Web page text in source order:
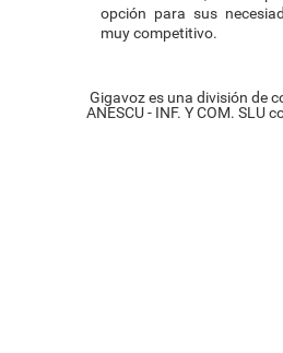
opción para sus
muy competitivo.
Gigavoz es una división de
ANESCU - INF. Y COM. SLU